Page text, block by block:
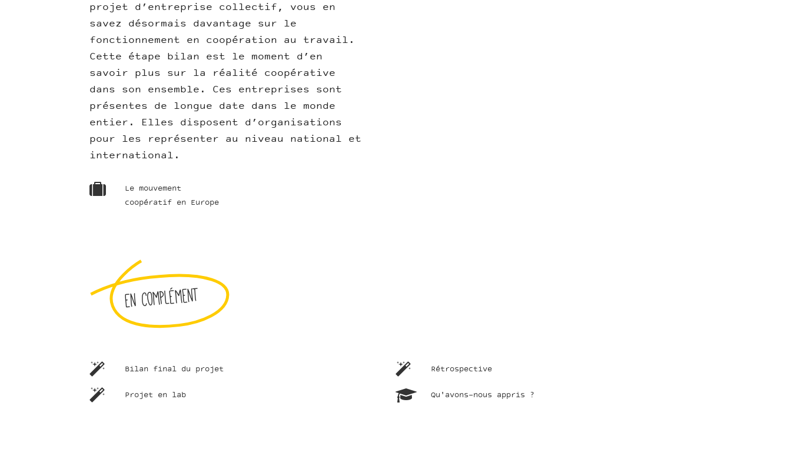
projet d’entreprise collectif, vous en
savez désormais davantage sur le
fonctionnement en coopération au travail.
Cette étape bilan est le moment d’en
savoir plus sur la réalité coopérative
dans son ensemble. Ces entreprises sont
présentes de longue date dans le monde
entier. Elles disposent d’organisations
pour les représenter au niveau national et
international.
Le mouvement
coopératif en Europe
En complément
Bilan final du projet Rétrospective
Projet en lab Qu'avons-nous appris ?